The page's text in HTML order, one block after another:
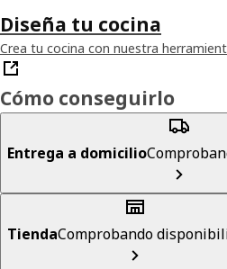
Diseña tu cocina
Crea tu cocina con nuestra
Cómo conseguirlo
Entrega a domicilio
TiendaComprobando